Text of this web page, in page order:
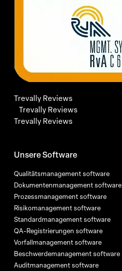
Trevally Reviews
Trevally Reviews
Trevally Reviews
Unsere Software
Qualitätsmanagement software
Dokumentenmanagement software
Prozessmanagement software
Risikomanagement software
Standardmanagement software
QA-Registrierungen software
Vorfallmanagement software
Beschwerdemanagement software
Auditmanagement software